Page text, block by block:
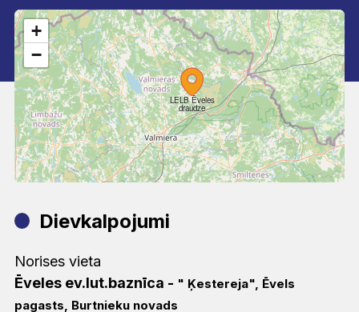
LELB Ēveles
draudze
+
−
Dievkalpojumi
Norises vieta
Ēveles ev.lut.baznīca - " Ķestereja", Ēvels
pagasts, Burtnieku novads